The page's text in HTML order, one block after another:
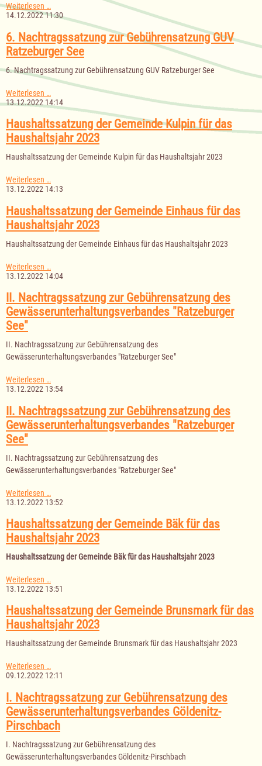
Weiterlesen …I.
Nachtragssatzung
Satzung
über
die
einer
Hundesteuer
14.12.2022 11:30
6. Nachtragssatzung zur Gebührensatzung GUV
Ratzeburger See
6. Nachtragssatzung zur Gebührensatzung GUV Ratzeburger See
Weiterlesen …
Nachtragssatzung
zur
Gebührensatzung
GUV
Ratzeburger
13.12.2022 14:14
Haushaltssatzung der Gemeinde Kulpin für das
Haushaltsjahr 2023
Haushaltssatzung der Gemeinde Kulpin für das Haushaltsjahr 2023
Weiterlesen …Haushaltssatzung
der
Kulpin
für
das
2023
13.12.2022 14:13
Haushaltssatzung der Gemeinde Einhaus für das
Haushaltsjahr 2023
Haushaltssatzung der Gemeinde Einhaus für das Haushaltsjahr 2023
Weiterlesen …
der
Einhaus
für
das
13.12.2022 14:04
II. Nachtragssatzung zur Gebührensatzung des
Gewässerunterhaltungsverbandes "Ratzeburger
See"
II. Nachtragssatzung zur Gebührensatzung des
Gewässerunterhaltungsverbandes "Ratzeburger See"
Weiterlesen …
Nachtragssatzung
Gebührensatzung
des
Gewässerunterhaltungsverbandes
13.12.2022 13:54
II. Nachtragssatzung zur Gebührensatzung des
Gewässerunterhaltungsverbandes "Ratzeburger
See"
II. Nachtragssatzung zur Gebührensatzung des
Gewässerunterhaltungsverbandes "Ratzeburger See"
Weiterlesen …
Nachtragssatzung
Gebührensatzung
des
Gewässerunterhaltungsverbandes
See"
13.12.2022 13:52
Haushaltssatzung der Gemeinde Bäk für das
Haushaltsjahr 2023
Haushaltssatzung der Gemeinde Bäk für das Haushaltsjahr 2023
Weiterlesen …
der
Bäk
für
das
2023
13.12.2022 13:51
Haushaltssatzung der Gemeinde Brunsmark für das
Haushaltsjahr 2023
Haushaltssatzung der Gemeinde Brunsmark für das Haushaltsjahr 2023
Weiterlesen …Haushaltssatzung
der
Brunsmark
für
das
Haushaltsjahr
2023
09.12.2022 12:11
I. Nachtragssatzung zur Gebührensatzung des
Gewässerunterhaltungsverbandes Göldenitz-
Pirschbach
I. Nachtragssatzung zur Gebührensatzung des
Gewässerunterhaltungsverbandes Göldenitz-Pirschbach